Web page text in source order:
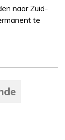
naar Zuid-
te